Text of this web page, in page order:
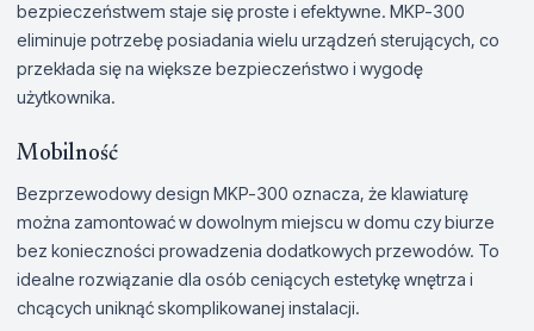
bezpieczeństwem staje się proste i efektywne. MKP-300
eliminuje potrzebę posiadania wielu urządzeń sterujących, co
przekłada się na większe bezpieczeństwo i wygodę
użytkownika.
Mobilność
Bezprzewodowy design MKP-300 oznacza, że klawiaturę
można zamontować w dowolnym miejscu w domu czy biurze
bez konieczności prowadzenia dodatkowych przewodów. To
idealne rozwiązanie dla osób ceniących estetykę wnętrza i
chcących uniknąć skomplikowanej instalacji.